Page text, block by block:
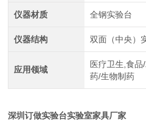
仪器材质 全钢实验台
仪器结构 双面（中央）
应用领域
医疗卫生,食品
药/生物制药
深圳订做实验台实验室家具厂家